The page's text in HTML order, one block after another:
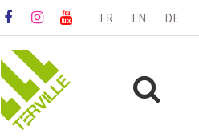
FR EN DE
Lien
le
compte
Facebook
Lien
le
compte
Instagram
Lien
chaîne
Youtube